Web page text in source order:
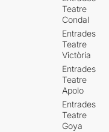
Teatre
Condal
Entrades
Teatre
Victòria
Entrades
Teatre
Apolo
Entrades
Teatre
Goya